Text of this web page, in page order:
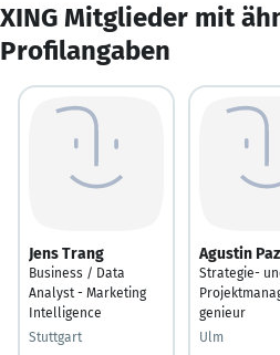
XING Mitglieder mit
Profilangaben
Jens Trang
Business / Data
Analyst - Marketing
Intelligence
Stuttgart
Agustin Paz
Strategie-
genieur
Ulm